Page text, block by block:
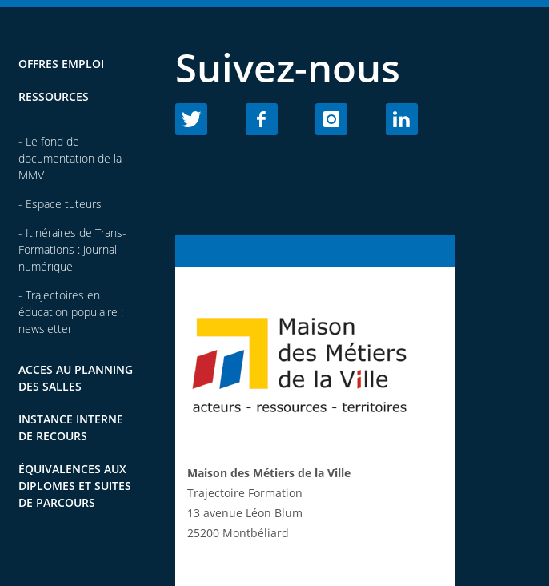
Suivez-nous
Maison des Métiers de la Ville
Trajectoire Formation
13 avenue Léon Blum
25200 Montbéliard
OFFRES EMPLOI
RESSOURCES
- Le fond de
documentation de la
MMV
- Espace tuteurs
- Itinéraires de Trans-
Formations : journal
numérique
- Trajectoires en
éducation populaire :
newsletter
ACCES AU PLANNING
DES SALLES
INSTANCE INTERNE
DE RECOURS
ÉQUIVALENCES AUX
DIPLOMES ET SUITES
DE PARCOURS